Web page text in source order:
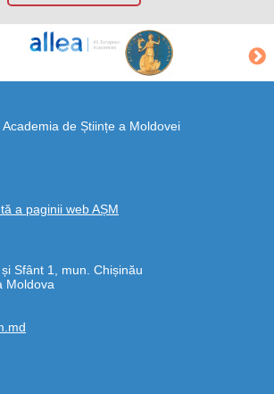
de Științe a Moldovei
a paginii web AȘM
Sfânt 1, mun. Chișinău
Moldova